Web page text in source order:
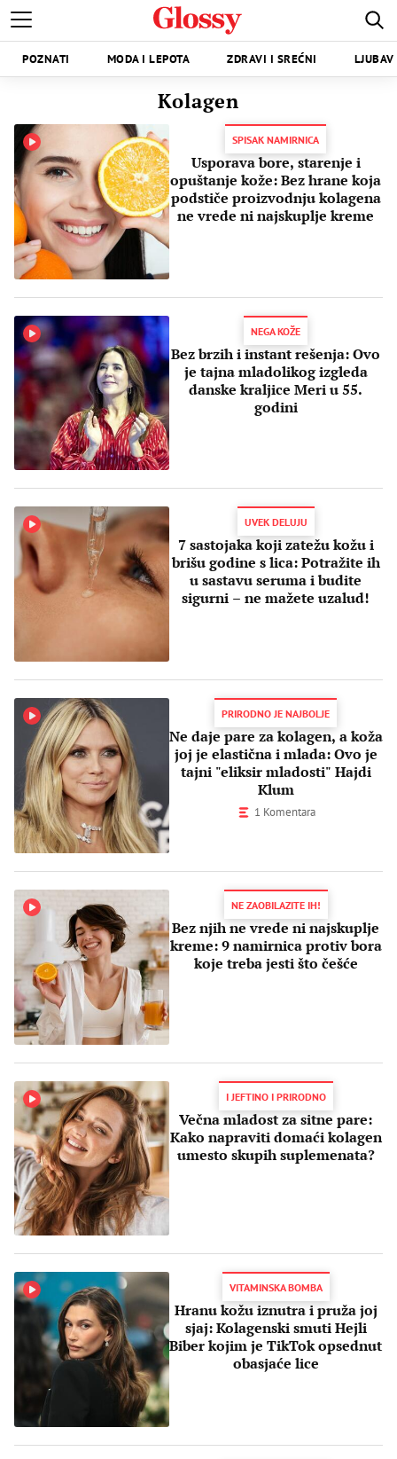
POZNATI MODA I LEPOTA ZDRAVI I SREĆNI
Kolagen
SPISAK NAMIRNICA
Usporava bore, starenje i
opuštanje kože: Bez hrane koja
podstiče proizvodnju kolagena
ne vrede ni najskuplje kreme
NEGA KOŽE
Bez brzih i instant rešenja: Ovo
je tajna mladolikog izgleda
danske kraljice Meri u 55.
godini
UVEK DELUJU
7 sastojaka koji zatežu kožu i
brišu godine s lica: Potražite ih
u sastavu seruma i budite
sigurni – ne mažete uzalud!
PRIRODNO JE NAJBOLJE
Ne daje pare za kolagen, a koža
joj je elastična i mlada: Ovo je
tajni "eliksir mladosti" Hajdi
Klum
1 Komentara
NE ZAOBILAZITE IH!
Bez njih ne vrede ni najskuplje
kreme: 9 namirnica protiv bora
koje treba jesti što češće
I JEFTINO I PRIRODNO
Večna mladost za sitne pare:
Kako napraviti domaći kolagen
umesto skupih suplemenata?
VITAMINSKA BOMBA
Hranu kožu iznutra i pruža joj
sjaj: Kolagenski smuti Hejli
Biber kojim je TikTok opsednut
obasjaće lice